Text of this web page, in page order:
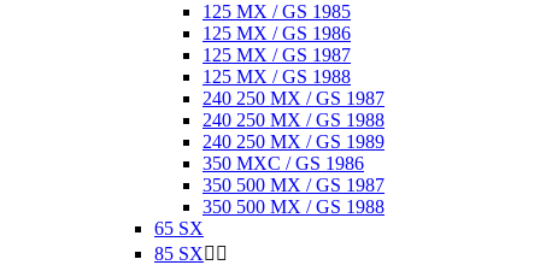
125 MX / GS 1985
125 MX / GS 1986
125 MX / GS 1987
125 MX / GS 1988
240 250 MX / GS 1987
240 250 MX / GS 1988
240 250 MX / GS 1989
350 MXC / GS 1986
350 500 MX / GS 1987
350 500 MX / GS 1988
65 SX
85 SX 